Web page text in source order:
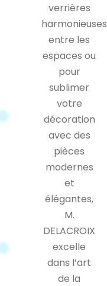
verrières
harmonieuses
entre les
espaces ou
pour
sublimer
votre
décoration
avec des
pièces
modernes
et
élégantes,
M.
DELACROIX
excelle
dans l’art
de la